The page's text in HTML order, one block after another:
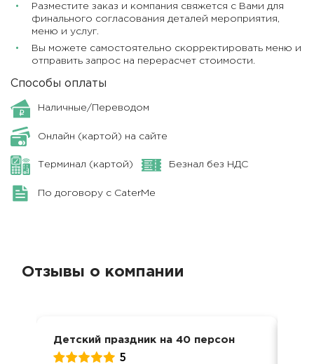
Разместите заказ и компания свяжется с Вами для
финального согласования деталей мероприятия,
меню и услуг.
Вы можете самостоятельно скорректировать меню и
отправить запрос на перерасчет стоимости.
Способы оплаты
Наличные/Переводом
Онлайн (картой) на сайте
Терминал (картой) Безнал без НДС
По договору с CaterMe
Отзывы о компании
Детский праздник на 40 персон
5